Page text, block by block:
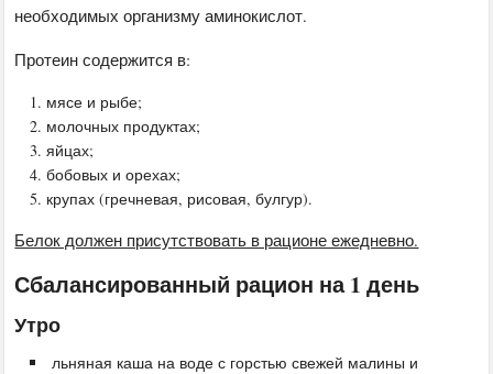
необходимых организму аминокислот.
Протеин содержится в:
мясе и рыбе;
молочных продуктах;
яйцах;
бобовых и орехах;
крупах (гречневая, рисовая, булгур).
Белок должен присутствовать в рационе ежедневно.
Сбалансированный рацион на 1 день
Утро
льняная каша на воде с горстью свежей малины и